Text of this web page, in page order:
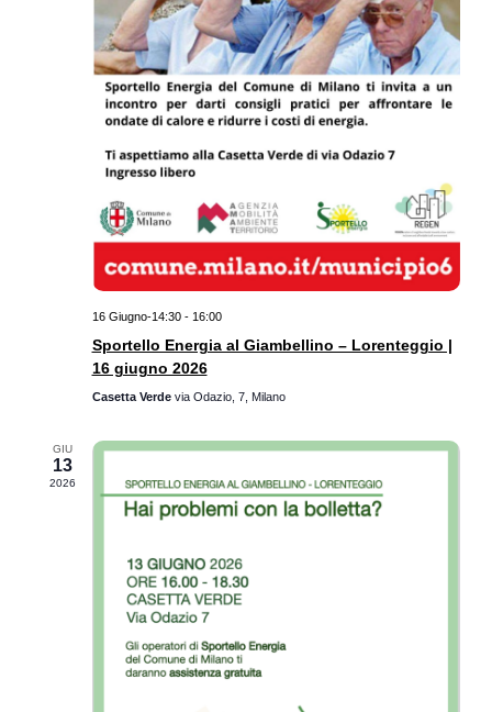
16 Giugno-14:30- 16:00
Sportello Energia al Giambellino – Lorenteggio |
16 giugno 2026
Casetta Verde via Odazio, 7, Milano
GIU
13
2026